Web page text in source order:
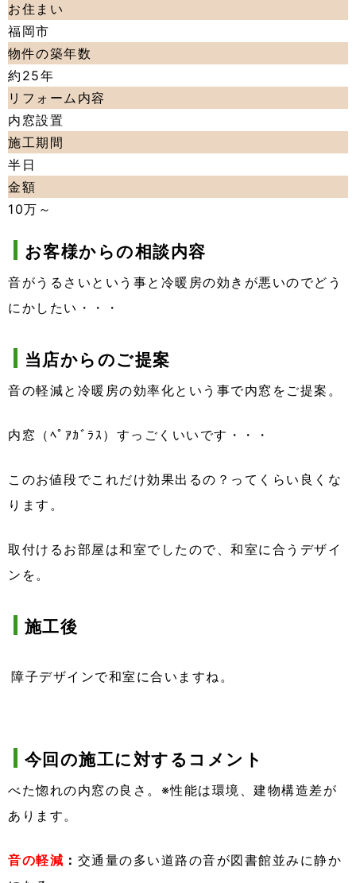
お住まい
福岡市
物件の築年数
約25年
リフォーム内容
内窓設置
施工期間
半日
金額
10万～
お客様からの相談内容
音がうるさいという事と冷暖房の効きが悪いのでどう
にかしたい・・・
当店からのご提案
音の軽減と冷暖房の効率化という事で内窓をご提案。
内窓（ﾍﾟｱｶﾞﾗｽ）すっごくいいです・・・
このお値段でこれだけ効果出るの？ってくらい良くな
ります。
取付けるお部屋は和室でしたので、和室に合うデザイ
ンを。
施工後
障子デザインで和室に合いますね。
今回の施工に対するコメント
べた惚れの内窓の良さ。※性能は環境、建物構造差が
あります。
音の軽減 ： 交通量の多い道路の音が図書館並みに静か